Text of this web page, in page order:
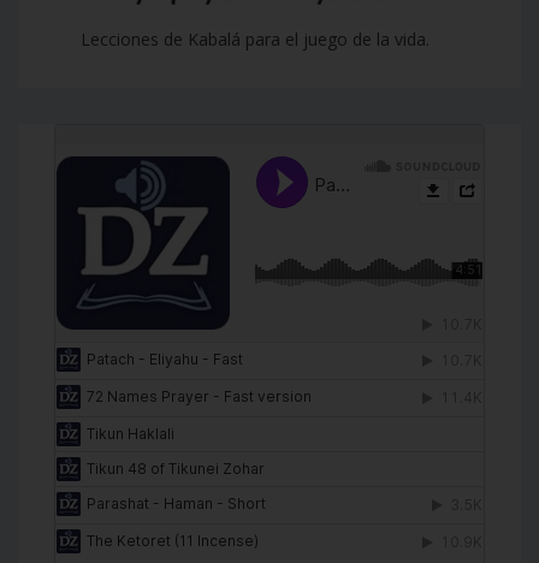
Lecciones de Kabalá para el juego de la vida.